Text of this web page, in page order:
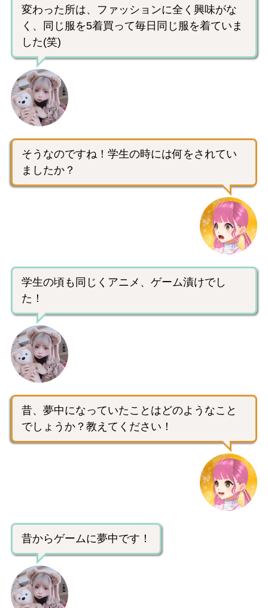
変わった所は、ファッションに全く興味がな
く、同じ服を5着買って毎日同じ服を着ていま
した(笑)
そうなのですね！学生の時には何をされてい
ましたか？
学生の頃も同じくアニメ、ゲーム漬けでし
た！
昔、夢中になっていたことはどのようなこと
でしょうか？教えてください！
昔からゲームに夢中です！